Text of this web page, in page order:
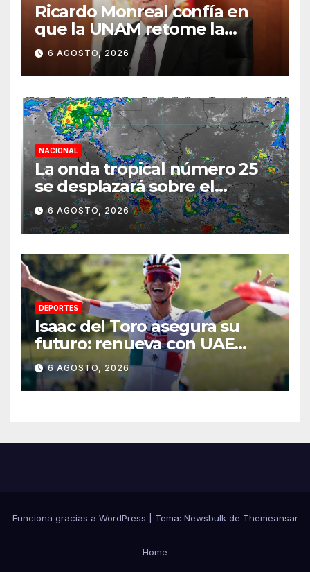
Ricardo Monreal confía en
que la UNAM retome la
normalidad e inicie el
semestre mediante el
diálogo
6 AGOSTO, 2026
NACIONAL
La onda tropical número 25
se desplazará sobre el
sureste mexicano
6 AGOSTO, 2026
DEPORTES
Isaac del Toro asegura su
futuro: renueva con UAE
Team Emirates hasta 2031
6 AGOSTO, 2026
Funciona gracias a WordPress Tema: Newsbulkde Themeansar
Home